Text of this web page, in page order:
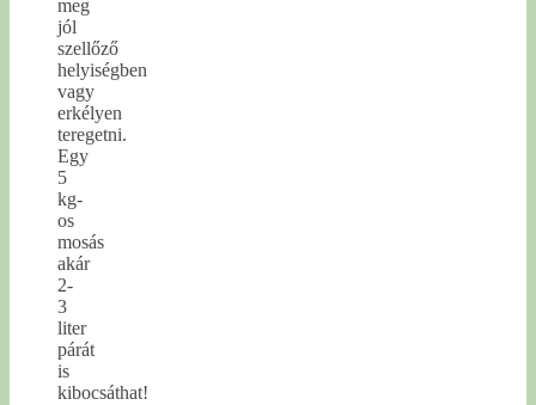
meg
jól
szellőző
helyiségben
vagy
erkélyen
teregetni.
Egy
5
kg-
os
mosás
akár
2-
3
liter
párát
is
kibocsáthat!